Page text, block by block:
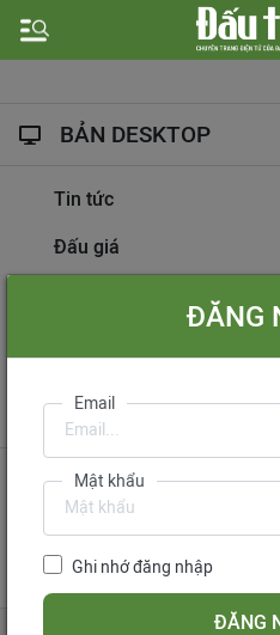
BẢN DESKTOP
Tin tức
Đấu giá
Information on
International Tendering
Gửi phản hồi
Liên hệ đặt báo
Mua bản tin điện tử
ĐĂNG
Email
Mật khẩu
Ghi nhớ đăng nhập
ĐĂNG